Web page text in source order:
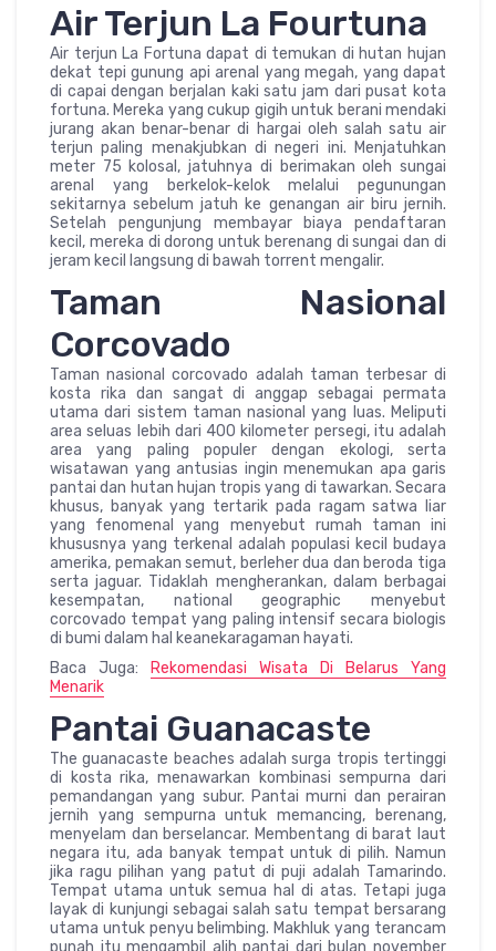
Air Terjun La Fourtuna
Air terjun La Fortuna dapat di temukan di hutan hujan
dekat tepi gunung api arenal yang megah, yang dapat
di capai dengan berjalan kaki satu jam dari pusat kota
fortuna. Mereka yang cukup gigih untuk berani mendaki
jurang akan benar-benar di hargai oleh salah satu air
terjun paling menakjubkan di negeri ini. Menjatuhkan
meter 75 kolosal, jatuhnya di berimakan oleh sungai
arenal yang berkelok-kelok melalui pegunungan
sekitarnya sebelum jatuh ke genangan air biru jernih.
Setelah pengunjung membayar biaya pendaftaran
kecil, mereka di dorong untuk berenang di sungai dan di
jeram kecil langsung di bawah torrent mengalir.
Taman Nasional
Corcovado
Taman nasional corcovado adalah taman terbesar di
kosta rika dan sangat di anggap sebagai permata
utama dari sistem taman nasional yang luas. Meliputi
area seluas lebih dari 400 kilometer persegi, itu adalah
area yang paling populer dengan ekologi, serta
wisatawan yang antusias ingin menemukan apa garis
pantai dan hutan hujan tropis yang di tawarkan. Secara
khusus, banyak yang tertarik pada ragam satwa liar
yang fenomenal yang menyebut rumah taman ini
khususnya yang terkenal adalah populasi kecil budaya
amerika, pemakan semut, berleher dua dan beroda tiga
serta jaguar. Tidaklah mengherankan, dalam berbagai
kesempatan, national geographic menyebut
corcovado tempat yang paling intensif secara biologis
di bumi dalam hal keanekaragaman hayati.
Baca Juga:
Rekomendasi Wisata Di Belarus Yang
Menarik
Pantai Guanacaste
The guanacaste beaches adalah surga tropis tertinggi
di kosta rika, menawarkan kombinasi sempurna dari
pemandangan yang subur. Pantai murni dan perairan
jernih yang sempurna untuk memancing, berenang,
menyelam dan berselancar. Membentang di barat laut
negara itu, ada banyak tempat untuk di pilih. Namun
jika ragu pilihan yang patut di puji adalah Tamarindo.
Tempat utama untuk semua hal di atas. Tetapi juga
layak di kunjungi sebagai salah satu tempat bersarang
utama untuk penyu belimbing. Makhluk yang terancam
punah itu mengambil alih pantai dari bulan november